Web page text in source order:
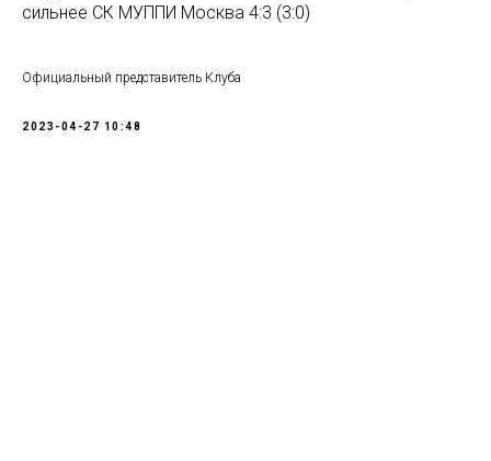
сильнее СК МУППИ Москва 4:3 (3:0)
Официальный представитель Клуба
2023-04-27 10:48